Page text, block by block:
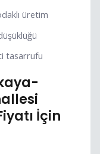
üretim
tasarrufu
İçin